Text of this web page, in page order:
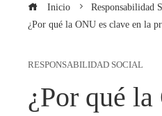
Inicio
Responsabilidad
¿Por qué la ONU es clave en la
RESPONSABILIDAD SOCIAL
¿Por qué